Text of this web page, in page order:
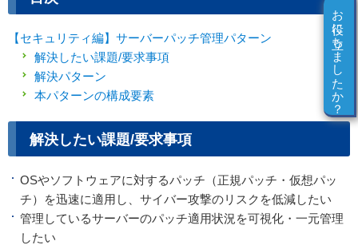
【セキュリティ編】サーバーパッチ管理パターン
解決したい課題/要求事項
解決パターン
本パターンの構成要素
解決したい課題/要求事項
OSやソフトウェアに対するパッチ（正規パッチ・仮想パッ
チ）を迅速に適用し、サイバー攻撃のリスクを低減したい
管理しているサーバーのパッチ適用状況を可視化・一元管理
したい
お役に立ちましたか？